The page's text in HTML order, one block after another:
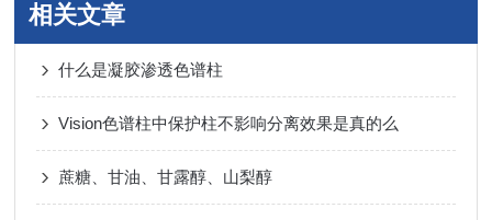
相关文章
什么是凝胶渗透色谱柱
Vision色谱柱中保护柱不影响分离效果是真的么
蔗糖、甘油、甘露醇、山梨醇